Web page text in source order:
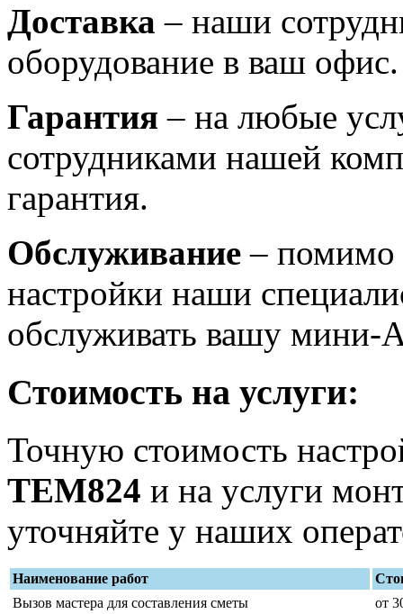
Доставка – наши
оборудование в ваш офис.
Гарантия – на любые
сотрудниками нашей
гарантия.
Обслуживание – помимо
настройки наши
обслуживать вашу мини-
Стоимость на услуги:
Точную стоимость
TEM824 и на услуги
уточняйте у наших
Наименование работ
Вызов мастера для составления сметы
от